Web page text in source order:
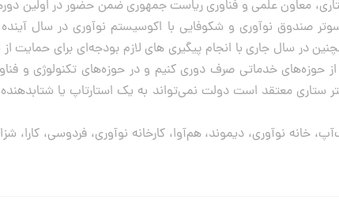
معاون علمی و فناوری ریاست جمهوری ضمن حضور در اولین
صندوق نوآوری و شکوفایی با اکوسیستم نوآوری در سال آینده
در سال جاری با انجام پیگیری های لازم بودجه‌ای برای حمایت
حوزه‌های خدماتی صرف دوری کنیم و در حوزه‌های تکنولوژی و
ستاری معتقد است دولت نمی‌تواند به یک استارتاپ یا
خانه نوآوری، دیموند، هم‌آوا، کارخانه نوآوری، فردوسی،